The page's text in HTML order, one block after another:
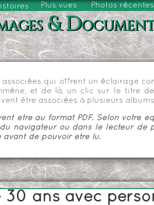
Plus vues Photos récentes
&
qui offrent un éclairage
et de là, un clic sur le titre
être associées à plusieurs
être au format PDF. Selon votre
navigateur ou dans le lecteur de
avant de pouvoir être lu.
30 ans avec